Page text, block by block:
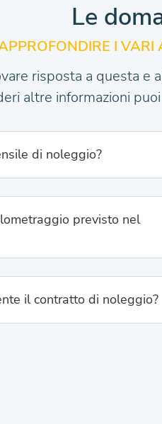
Le
I VARI
risposta a questa e
altre informazioni
di noleggio?
previsto nel
il contratto di noleggio?